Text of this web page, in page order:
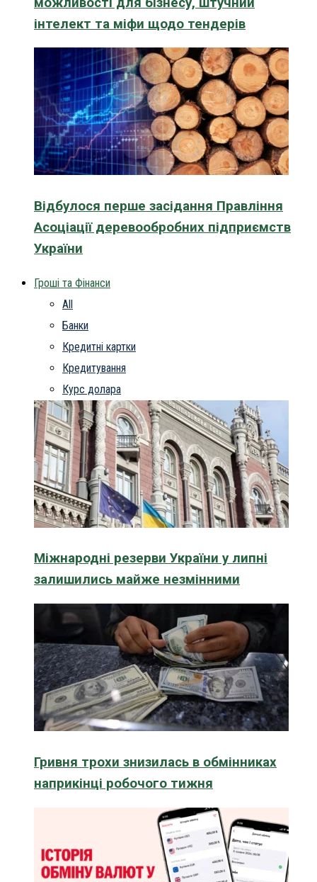
інтелект та міфи щодо тендерів
Відбулося перше засідання Правління
Асоціації деревообробних підприємств
України
Гроші та Фінанси
All
Банки
Кредитні картки
Кредитування
Курс долара
Міжнародні резерви України у липні
залишились майже незмінними
Гривня трохи знизилась в обмінниках
наприкінці робочого тижня